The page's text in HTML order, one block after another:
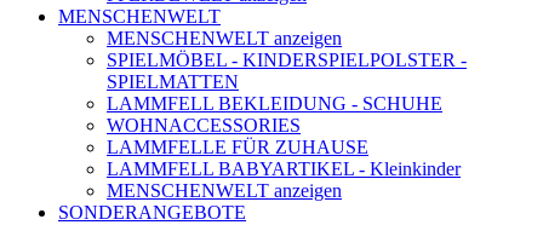
MENSCHENWELT
MENSCHENWELT anzeigen
SPIELMÖBEL - KINDERSPIELPOLSTER -
SPIELMATTEN
LAMMFELL BEKLEIDUNG - SCHUHE
WOHNACCESSORIES
LAMMFELLE FÜR ZUHAUSE
LAMMFELL BABYARTIKEL - Kleinkinder
MENSCHENWELT anzeigen
SONDERANGEBOTE